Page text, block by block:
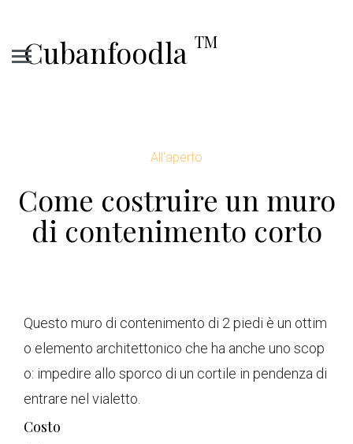
Cubanfoodla TM
All'aperto
Come costruire un muro
di contenimento corto
Questo muro di contenimento di 2 piedi è un ottim
o elemento architettonico che ha anche uno scop
o: impedire allo sporco di un cortile in pendenza di
entrare nel vialetto.
Costo